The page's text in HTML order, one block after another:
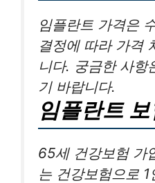
임플란트 가격은
결정에 따라 가격
니다. 궁금한 사항
기 바랍니다.
임플란트
65세 건강보험 가
는 건강보험으로